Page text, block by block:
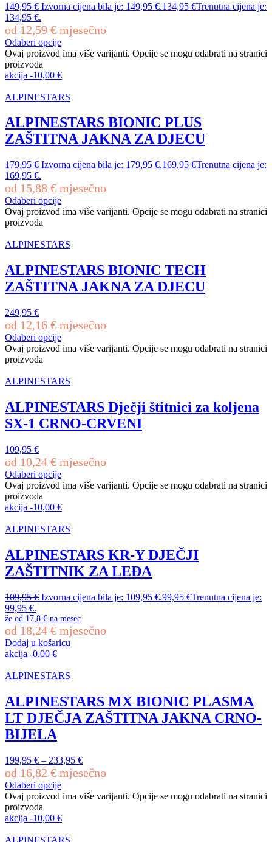
149,95€ Izvorna cijena bila je: 149,95 €.134,95 €Trenutna cijena je:
134,95 €.
od 12,59 € mjesečno
Odaberi opcije
Ovaj proizvod ima više varijanti. Opcije se mogu odabrati na stranici
proizvoda
akcija -10,00 €
ALPINESTARS
ALPINESTARS BIONIC PLUS
ZAŠTITNA JAKNA ZA DJECU
179,95€ Izvorna cijena bila je: 179,95 €.169,95 €Trenutna cijena je:
169,95 €.
od 15,88 € mjesečno
Odaberi opcije
Ovaj proizvod ima više varijanti. Opcije se mogu odabrati na stranici
proizvoda
ALPINESTARS
ALPINESTARS BIONIC TECH
ZAŠTITNA JAKNA ZA DJECU
249,95 €
od 12,16 € mjesečno
Odaberi opcije
Ovaj proizvod ima više varijanti. Opcije se mogu odabrati na stranici
proizvoda
ALPINESTARS
ALPINESTARS Dječji štitnici za koljena
SX-1 CRNO-CRVENI
109,95 €
od 10,24 € mjesečno
Odaberi opcije
Ovaj proizvod ima više varijanti. Opcije se mogu odabrati na stranici
proizvoda
akcija -10,00 €
ALPINESTARS
ALPINESTARS KR-Y DJEČJI
ZAŠTITNIK ZA LEĐA
109,95€ Izvorna cijena bila je: 109,95 €.99,95 €Trenutna cijena je:
99,95 €.
že od 17,8 € na mesec
od 18,24 € mjesečno
Dodaj u košaricu
akcija -0,00 €
ALPINESTARS
ALPINESTARS MX BIONIC PLASMA
LT DJEČJA ZAŠTITNA JAKNA CRNO-
BIJELA
199,95 € – 233,95 €
od 16,82 € mjesečno
Odaberi opcije
Ovaj proizvod ima više varijanti. Opcije se mogu odabrati na stranici
proizvoda
akcija -10,00 €
ALPINESTARS